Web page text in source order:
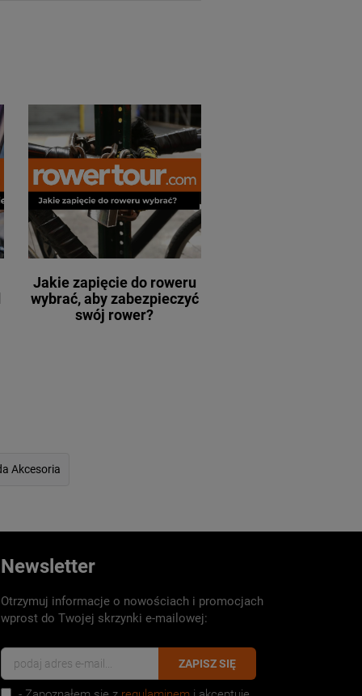
Jakie zapięcie do roweru
wybrać, aby zabezpieczyć
swój rower?
Akcesoria
Newsletter
Otrzymuj informacje o nowościach i promocjach
wprost do Twojej skrzynki e-mailowej:
ZAPISZ SIĘ